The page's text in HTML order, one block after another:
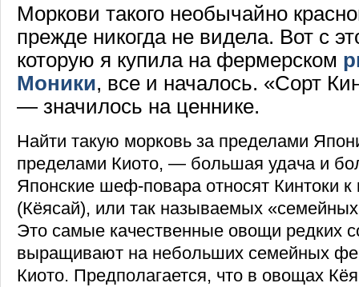
Моркови такого необычайно
прежде никогда не видела. Вот с
которую я купила на фермерском
Моники, все и началось. «Сорт
— значилось на ценнике.
Найти такую морковь за пределами
пределами Киото, — большая удача и
Японские шеф-повара относят Кинтоки к
(Кёясай), или так называемых
Это самые качественные овощи редких
выращивают на небольших семейных
Киото. Предполагается, что в овощах